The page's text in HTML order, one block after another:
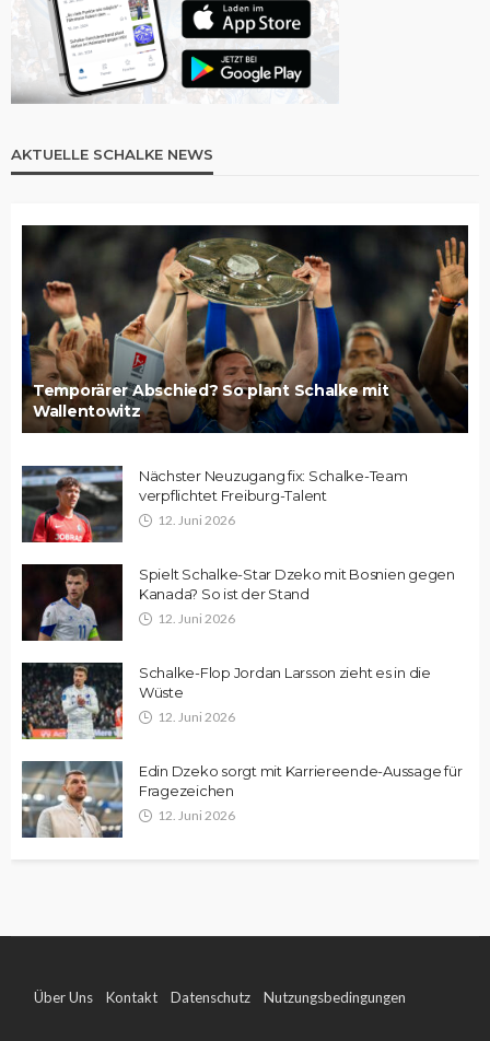
AKTUELLE SCHALKE NEWS
Temporärer Abschied? So plant Schalke mit
Wallentowitz
Nächster Neuzugang fix: Schalke-Team
verpflichtet Freiburg-Talent
12. Juni 2026
Spielt Schalke-Star Dzeko mit Bosnien gegen
Kanada? So ist der Stand
12. Juni 2026
Schalke-Flop Jordan Larsson zieht es in die
Wüste
12. Juni 2026
Edin Dzeko sorgt mit Karriereende-Aussage für
Fragezeichen
12. Juni 2026
Über Uns Kontakt Datenschutz Nutzungsbedingungen